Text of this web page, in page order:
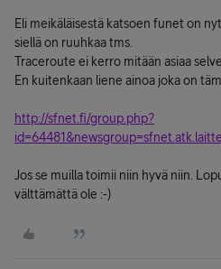
Eli meikäläisestä katsoen funet on
siellä on ruuhkaa tms.
Traceroute ei kerro mitään asiaa
En kuitenkaan liene ainoa joka on
http://sfnet.fi/group.php?
Jos se muilla toimii niin hyvä niin.
välttämättä ole :-)